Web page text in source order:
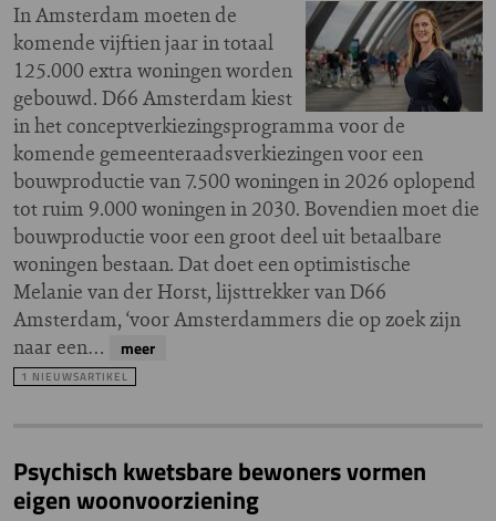
In Amsterdam moeten de
komende vijftien jaar in totaal
125.000 extra woningen worden
gebouwd. D66 Amsterdam kiest
in het conceptverkiezingsprogramma voor de
komende gemeenteraadsverkiezingen voor een
bouwproductie van 7.500 woningen in 2026 oplopend
tot ruim 9.000 woningen in 2030. Bovendien moet die
bouwproductie voor een groot deel uit betaalbare
woningen bestaan. Dat doet een optimistische
Melanie van der Horst, lijsttrekker van D66
Amsterdam, ‘voor Amsterdammers die op zoek zijn
naar een…
meer
1 NIEUWSARTIKEL
Psychisch kwetsbare bewoners vormen
eigen woonvoorziening